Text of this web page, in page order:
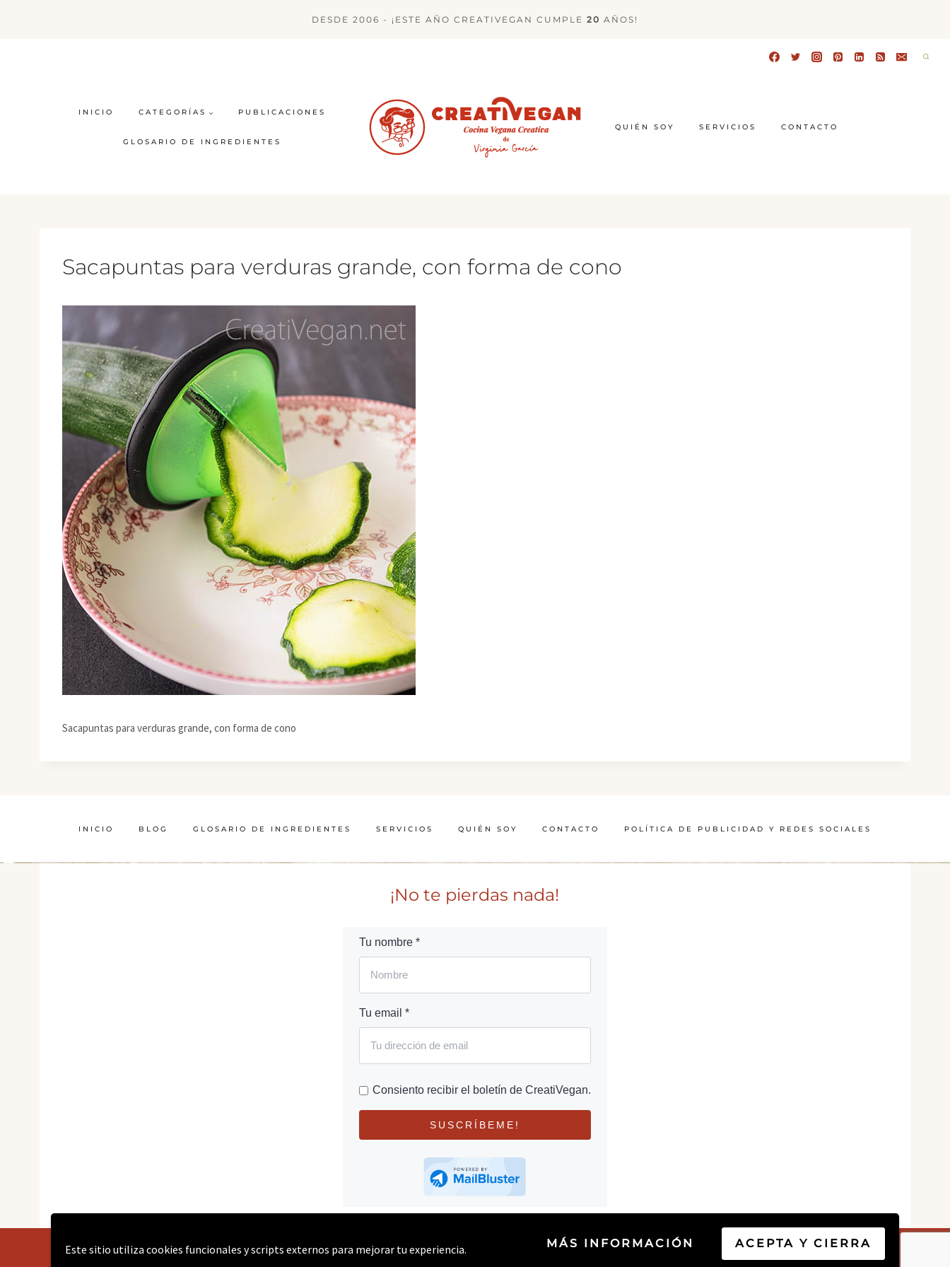
Este sitio utiliza cookies funcionales y scripts externos para mejorar tu experiencia. MÁS INFORMACIÓN ACEPTA Y CIERRA
DESDE 2006 - ¡ESTE AÑO CREATIVEGAN CUMPLE 20 AÑOS!
INICIO CATEGORÍAS PUBLICACIONES
GLOSARIO DE INGREDIENTES
QUIÉN SOY SERVICIOS CONTACTO
Sacapuntas para verduras grande, con forma de cono
Sacapuntas para verduras grande, con forma de cono
INICIO BLOG GLOSARIO DE INGREDIENTES SERVICIOS QUIÉN SOY CONTACTO POLÍTICA DE PUBLICIDAD Y REDES SOCIALES
¡No te pierdas nada!
Tu nombre *
Tu email *
Consiento recibir el boletín de CreatiVegan.
SUSCRÍBEME!
© 2026 CREATIVEGAN.NET